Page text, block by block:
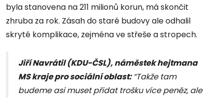
byla stanovena na 211 milionů korun, má skončit
zhruba za rok. Zásah do staré budovy ale odhalil
skryté komplikace, zejména ve střeše a stropech.
Jiří Navrátil (KDU-ČSL), náměstek hejtmana
MS kraje pro sociální oblast:“Takže tam
budeme asi muset přidat trošku více peněz, ale